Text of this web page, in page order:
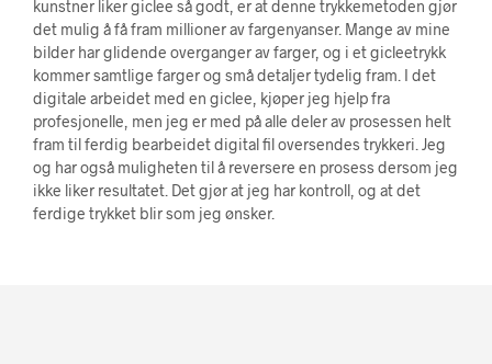
kunstner liker giclee så godt, er at denne trykkemetoden gjør
det mulig å få fram millioner av fargenyanser. Mange av mine
bilder har glidende overganger av farger, og i et gicleetrykk
kommer samtlige farger og små detaljer tydelig fram. I det
digitale arbeidet med en giclee, kjøper jeg hjelp fra
profesjonelle, men jeg er med på alle deler av prosessen helt
fram til ferdig bearbeidet digital fil oversendes trykkeri. Jeg
og har også muligheten til å reversere en prosess dersom jeg
ikke liker resultatet. Det gjør at jeg har kontroll, og at det
ferdige trykket blir som jeg ønsker.